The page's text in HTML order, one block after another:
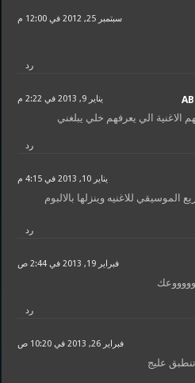
سبتمبر 25, 2012 في 12:00 م
رد
يناير 9, 2013 في 2:22 م
رد
يناير 10, 2013 في 4:15 م
الموسيقي للاغنيه وينزلها بالالبوم
رد
فبراير 19, 2013 في 2:44 ص
رد
فبراير 26, 2013 في 10:20 ص
تنطبق عليج